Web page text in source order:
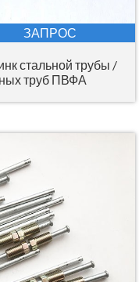
ЗАПРОС
стальной трубы /
труб ПВФА